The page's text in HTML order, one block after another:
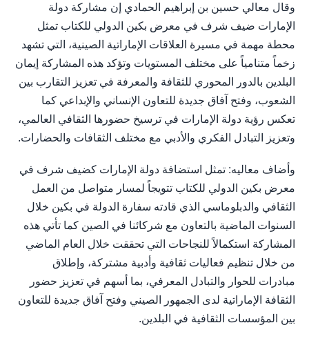
وقال معالي حسين بن إبراهيم الحمادي إن مشاركة دولة
الإمارات ضيف شرف في معرض بكين الدولي للكتاب تمثل
محطة مهمة في مسيرة العلاقات الإماراتية الصينية، التي تشهد
زخماً متنامياً على مختلف المستويات وتؤكد هذه المشاركة إيمان
البلدين بالدور المحوري للثقافة والمعرفة في تعزيز التقارب بين
الشعوب، وفتح آفاق جديدة للتعاون الإنساني والإبداعي كما
تعكس رؤية دولة الإمارات في ترسيخ حضورها الثقافي العالمي،
وتعزيز التبادل الفكري والأدبي مع مختلف الثقافات والحضارات.
وأضاف معاليه: تمثل استضافة دولة الإمارات كضيف شرف في
معرض بكين الدولي للكتاب تتويجاً لمسار متواصل من العمل
الثقافي والدبلوماسي الذي قادته سفارة الدولة في بكين خلال
السنوات الماضية بالتعاون مع شركائنا في الصين كما تأتي هذه
المشاركة استكمالاً للنجاحات التي تحققت خلال العام الماضي
من خلال تنظيم فعاليات ثقافية وأدبية مشتركة، وإطلاق
مبادرات للحوار والتبادل المعرفي، بما أسهم في تعزيز حضور
الثقافة الإماراتية لدى الجمهور الصيني وفتح آفاق جديدة للتعاون
بين المؤسسات الثقافية في البلدين.